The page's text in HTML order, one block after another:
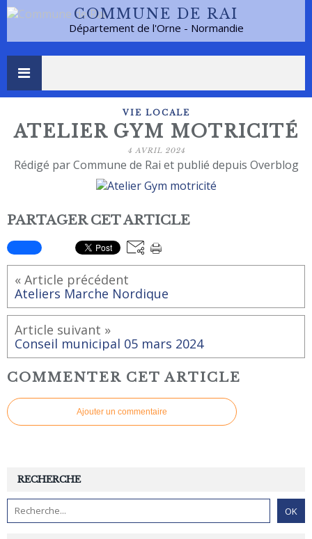
COMMUNE DE RAI
Département de l'Orne - Normandie
VIE LOCALE
ATELIER GYM MOTRICITÉ
4 AVRIL 2024
Rédigé par Commune de Rai et publié depuis Overblog
PARTAGER CET ARTICLE
« Article précédent
Ateliers Marche Nordique
Article suivant »
Conseil municipal 05 mars 2024
COMMENTER CET ARTICLE
Ajouter un commentaire
RECHERCHE